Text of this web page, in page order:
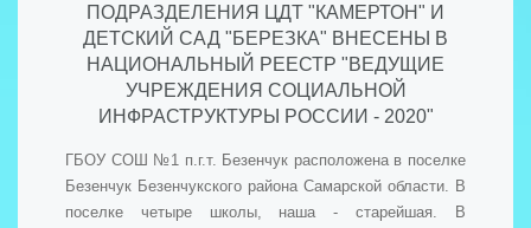
ПОДРАЗДЕЛЕНИЯ ЦДТ "КАМЕРТОН" И
ДЕТСКИЙ САД "БЕРЕЗКА" ВНЕСЕНЫ В
НАЦИОНАЛЬНЫЙ РЕЕСТР "ВЕДУЩИЕ
УЧРЕЖДЕНИЯ СОЦИАЛЬНОЙ
ИНФРАСТРУКТУРЫ РОССИИ - 2020"
ГБОУ СОШ №1 п.г.т. Безенчук расположена в поселке
Безенчук Безенчукского района Самарской области. В
поселке четыре школы, наша - старейшая. В